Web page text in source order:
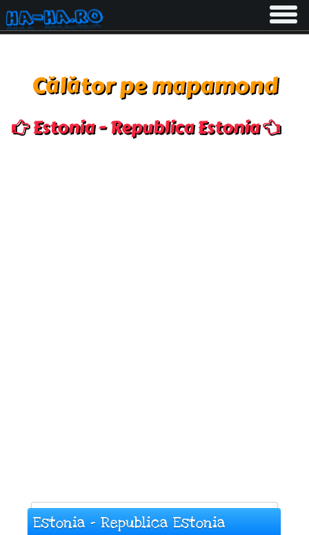
Toggle
Călător pe mapamond
Estonia - Republica Estonia
Estonia - Republica Estonia